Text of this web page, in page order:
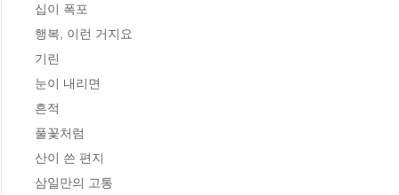
십이 폭포
행복, 이런 거지요
기린
눈이 내리면
흔적
풀꽃처럼
산이 쓴 편지
삼일만의 고통